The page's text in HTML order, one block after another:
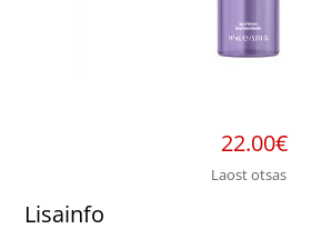
22.00€
Laost otsas
Lisainfo